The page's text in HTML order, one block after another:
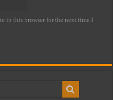
in this browser for the next time I